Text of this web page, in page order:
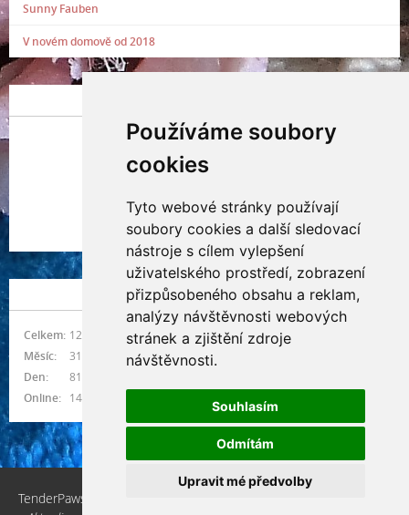
Používáme soubory
cookies
Tyto webové stránky používají
soubory cookies a další sledovací
nástroje s cílem vylepšení
uživatelského prostředí, zobrazení
přizpůsobeného obsahu a reklam,
analýzy návštěvnosti webových
stránek a zjištění zdroje
návštěvnosti.
Souhlasím
Odmítám
Upravit mé předvolby
Sunny Fauben
V novém domově od 2018
Indianna Ryve
Nostra, CZ
NÁVŠTĚVNOST
Online: 14
Celkem: 1216293
Měsíc:
31294
Den:
815
TenderPaws, CZ © 2026 eStránky.cz